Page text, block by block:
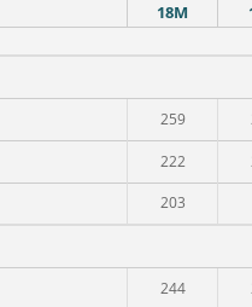
18M
259
222
203
244